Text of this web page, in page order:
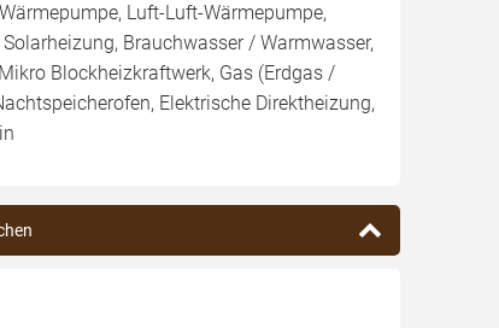
Luft-Luft-Wärmepumpe,
Brauchwasser / Warmwasser,
Blockheizkraftwerk, Gas (Erdgas /
Elektrische Direktheizung,